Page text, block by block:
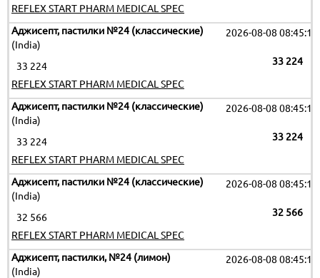
REFLEX START PHARM MEDICAL SPEC
Аджисепт, пастилки №24 (классические)
(India)
2026-08-08 08:45:16
33 224
33 224
REFLEX START PHARM MEDICAL SPEC
Аджисепт, пастилки №24 (классические)
(India)
2026-08-08 08:45:16
33 224
33 224
REFLEX START PHARM MEDICAL SPEC
Аджисепт, пастилки №24 (классические)
(India)
2026-08-08 08:45:16
32 566
32 566
REFLEX START PHARM MEDICAL SPEC
Аджисепт, пастилки, №24 (лимон)
(India)
2026-08-08 08:45:16